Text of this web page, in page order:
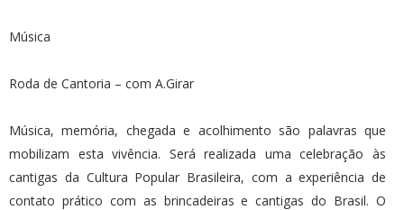
Música
Roda de Cantoria – com A.Girar
Música, memória, chegada e acolhimento são palavras que
mobilizam esta vivência. Será realizada uma celebração às
cantigas da Cultura Popular Brasileira, com a experiência de
contato prático com as brincadeiras e cantigas do Brasil. O